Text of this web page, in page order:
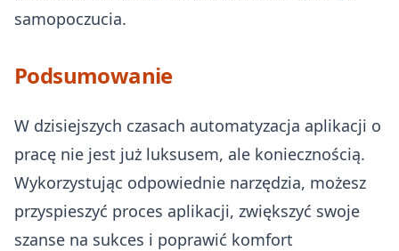
samopoczucia.
Podsumowanie
W dzisiejszych czasach automatyzacja aplikacji o
pracę nie jest już luksusem, ale koniecznością.
Wykorzystując odpowiednie narzędzia, możesz
przyspieszyć proces aplikacji, zwiększyć swoje
szanse na sukces i poprawić komfort